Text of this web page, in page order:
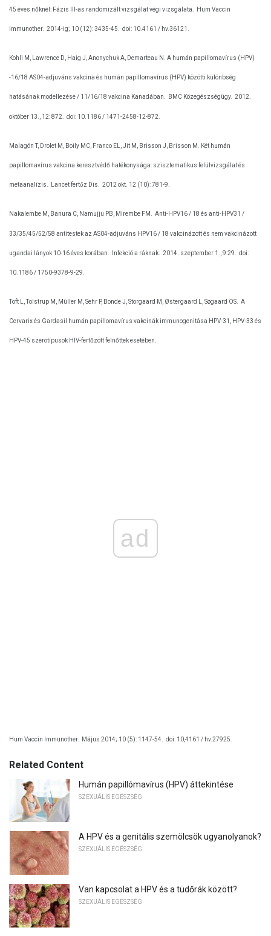
45 éves nőknél: Fázis III-as randomizált vizsgálat végi vizsgálata. Hum Vaccin
Immunother. 2014-ig; 10 (12): 3435-45. doi: 10.4161 / hv.36121.
Kohli M, Lawrence D, Haig J, Anonychuk A, Demarteau N. A humán papillomavírus (HPV)
-16/18 AS04-adjuváns vakcina és humán papillomavírus (HPV) közötti különbség
hatásának modellezése / 11/16/18 vakcina Kanadában. BMC Közegészségügy. 2012.
október 13., 12: 872. doi: 10.1186 / 1471-2458-12-872.
Malagón T, Drolet M, Boily MC, Franco EL, Jit M, Brisson J, Brisson M. Két humán
papillomavírus vakcina keresztvédő hatékonysága: szisztematikus felülvizsgálat és
metaanalízis. Lancet fertőz Dis. 2012 okt. 12 (10): 781-9.
Nakalembe M, Banura C, Namujju PB, Mirembe FM. Anti-HPV16 / 18 és anti-HPV31 /
33/35/45/52/58 antitestek az AS04-adjuváns HPV16 / 18 vakcinázott és nem vakcinázott
ugandai lányok 10-16 éves korában. Infekció a ráknak. 2014. szeptember 1., 9:29. doi:
10.1186 / 1750-9378-9-29.
Toft L, Tolstrup M, Müller M, Sehr P, Bonde J, Storgaard M, Østergaard L, Søgaard OS. A
Cervarix és Gardasil humán papillomavírus vakcinák immunogenitása HPV-31, HPV-33 és
HPV-45 szerotípusok HIV-fertőzött felnőttek esetében.
ad
Hum Vaccin Immunother. Május 2014; 10 (5): 1147-54. doi: 10,4161 / hv.27925.
Related Content
Humán papillómavírus (HPV) áttekintése
SZEXUÁLIS EGÉSZSÉG
A HPV és a genitális szemölcsök ugyanolyanok?
SZEXUÁLIS EGÉSZSÉG
Van kapcsolat a HPV és a tüdőrák között?
SZEXUÁLIS EGÉSZSÉG